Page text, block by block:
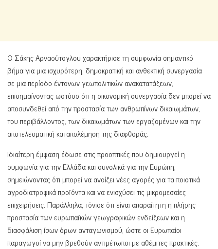
Ο Σάκης Αρναούτογλου χαρακτήρισε τη συμφωνία σημαντικό
βήμα για μια ισχυρότερη, δημοκρατική και ανθεκτική συνεργασία
σε μια περίοδο έντονων γεωπολιτικών ανακατατάξεων,
επισημαίνοντας ωστόσο ότι η οικονομική συνεργασία δεν μπορεί να
αποσυνδεθεί από την προστασία των ανθρωπίνων δικαιωμάτων,
του περιβάλλοντος, των δικαιωμάτων των εργαζομένων και την
αποτελεσματική καταπολέμηση της διαφθοράς.
Ιδιαίτερη έμφαση έδωσε στις προοπτικές που δημιουργεί η
συμφωνία για την Ελλάδα και συνολικά για την Ευρώπη,
σημειώνοντας ότι μπορεί να ανοίξει νέες αγορές για τα ποιοτικά
αγροδιατροφικά προϊόντα και να ενισχύσει τις μικρομεσαίες
επιχειρήσεις. Παράλληλα, τόνισε ότι είναι απαραίτητη η πλήρης
προστασία των ευρωπαϊκών γεωγραφικών ενδείξεων και η
διασφάλιση ίσων όρων ανταγωνισμού, ώστε οι Ευρωπαίοι
παραγωγοί να μην βρεθούν αντιμέτωποι με αθέμιτες πρακτικές.